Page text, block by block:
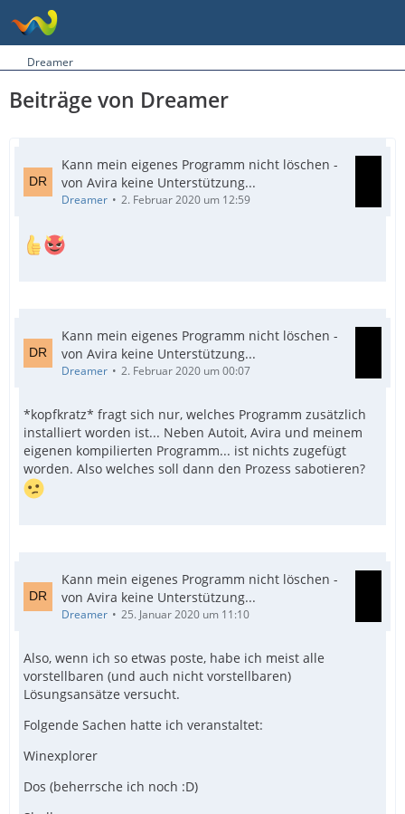
Dreamer
Beiträge von Dreamer
Kann mein eigenes Programm nicht löschen -
von Avira keine Unterstützung...
Dreamer 2. Februar 2020 um 12:59
Kann mein eigenes Programm nicht löschen -
von Avira keine Unterstützung...
Dreamer 2. Februar 2020 um 00:07
*kopfkratz* fragt sich nur, welches Programm zusätzlich
installiert worden ist... Neben Autoit, Avira und meinem
eigenen kompilierten Programm... ist nichts zugefügt
worden. Also welches soll dann den Prozess sabotieren?
Kann mein eigenes Programm nicht löschen -
von Avira keine Unterstützung...
Dreamer 25. Januar 2020 um 11:10
Also, wenn ich so etwas poste, habe ich meist alle
vorstellbaren (und auch nicht vorstellbaren)
Lösungsansätze versucht.
Folgende Sachen hatte ich veranstaltet:
Winexplorer
Dos (beherrsche ich noch :D)